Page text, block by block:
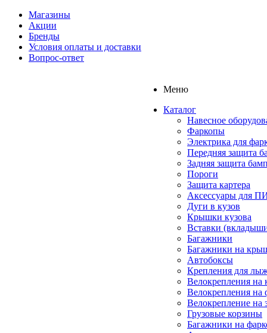
Магазины
Акции
Бренды
Условия оплаты и доставки
Вопрос-ответ
Меню
Каталог
Навесное
Фаркопы
Электрика для
Передняя защита
Задняя защита
Пороги
Защита картера
Аксессуары для
Дуги в кузов
Крышки кузова
Вставки
Багажники
Багажники на
Автобоксы
Крепления для
Велокрепления
Велокрепления на
Велокрепление на
Грузовые корзины
Багажники на